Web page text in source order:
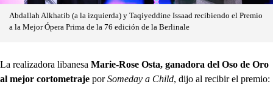
Abdallah Alkhatib (a la izquierda) y Taqiyeddine Issaad recibiendo el Premio
a la Mejor Ópera Prima de la 76 edición de la Berlinale
La realizadora libanesa Marie-Rose Osta, ganadora del Oso de Oro
al mejor cortometraje porSomeday a Child, dijo al recibir el premio: